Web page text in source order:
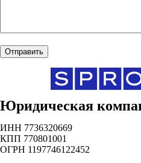
Юридическая
ИНН 7736320669
КПП 770801001
ОГРН 1197746122452